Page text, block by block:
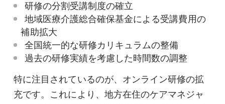
研修の分割受講制度の確立
地域医療介護総合確保基金による受講費用の
補助拡大
全国統一的な研修カリキュラムの整備
過去の研修実績を考慮した時間数の調整
特に注目されているのが、オンライン研修の拡
充です。これにより、地方在住のケアマネジャ